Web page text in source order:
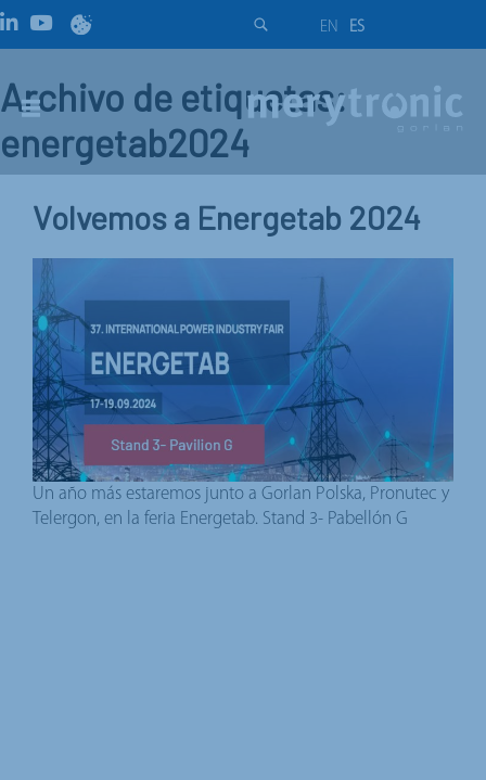
EN ES
Archivo de etiquetas:
energetab2024
Volvemos a Energetab 2024
Un año más estaremos junto a Gorlan Polska, Pronutec y
Telergon, en la feria Energetab. Stand 3- Pabellón G